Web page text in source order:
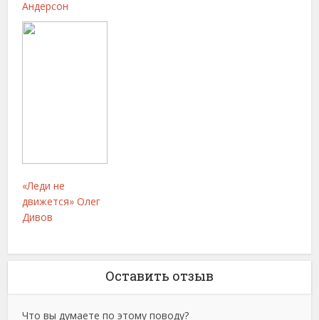
Андерсон
«Леди не
движется» Олег
Дивов
Оставить отзыв
Что вы думаете по этому поводу?